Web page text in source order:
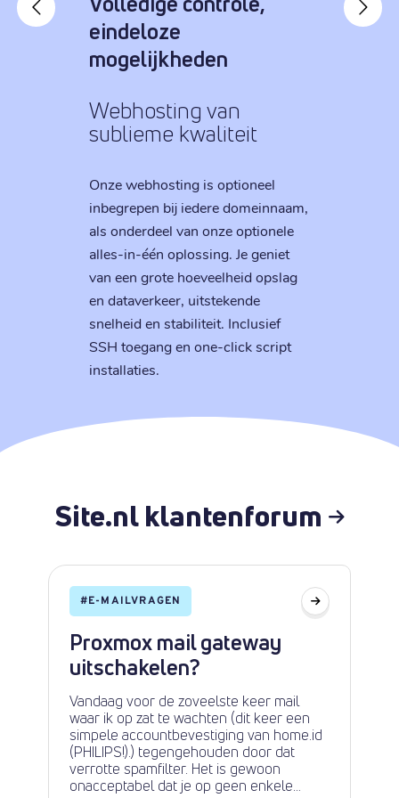
eindeloze
mogelijkheden
Webhosting van
sublieme kwaliteit
Onze webhosting is optioneel
inbegrepen bij iedere domeinnaam,
als onderdeel van onze optionele
alles-in-één oplossing. Je geniet
van een grote hoeveelheid opslag
en dataverkeer, uitstekende
snelheid en stabiliteit. Inclusief
SSH toegang en one-click script
installaties.
Site.nl klantenforum
#E-MAILVRAGEN
Proxmox mail gateway
uitschakelen?
Vandaag voor de zoveelste keer mail
waar ik op zat te wachten (dit keer een
simpele accountbevestiging van home.id
(PHILIPS!).) tegengehouden door dat
verrotte spamfilter. Het is gewoon
onacceptabel dat je op geen enkele